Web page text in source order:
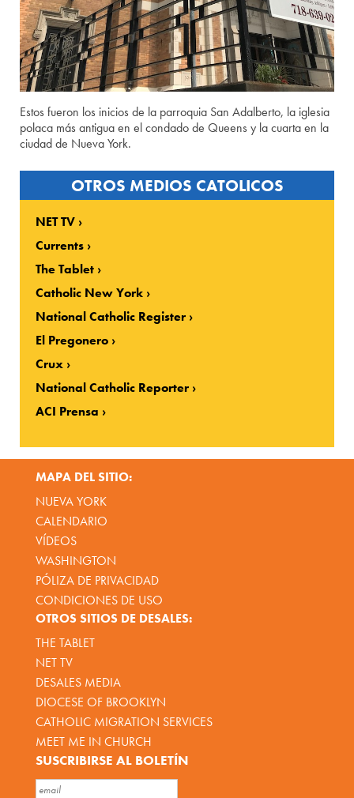
Estos fueron los inicios de la parroquia San Adalberto, la iglesia
polaca más antigua en el condado de Queens y la cuarta en la
ciudad de Nueva York.
OTROS MEDIOS CATOLICOS
NET TV
Currents
The Tablet
Catholic New York
National Catholic Register
El Pregonero
Crux
National Catholic Reporter
ACI Prensa
MAPA DEL SITIO:
NUEVA YORK
CALENDARIO
VÍDEOS
WASHINGTON
PÓLIZA DE PRIVACIDAD
CONDICIONES DE USO
OTROS SITIOS DE DESALES:
THE TABLET
NET TV
DESALES MEDIA
DIOCESE OF BROOKLYN
CATHOLIC MIGRATION SERVICES
MEET ME IN CHURCH
SUSCRIBIRSE AL BOLETÍN